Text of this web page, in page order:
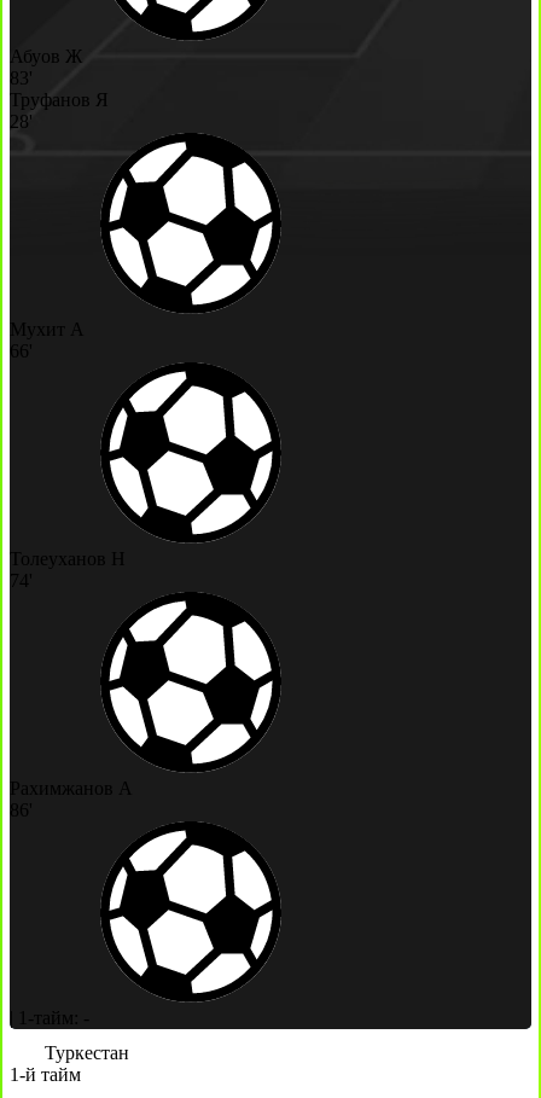
Абуов Ж
83'
Труфанов Я
28'
Мухит А
66'
Толеуханов Н
74'
Рахимжанов А
86'
1-тайм: -
Туркестан
1-й тайм